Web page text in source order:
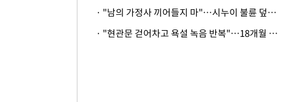
· "남의 가정사 끼어들지 마"…시누이 불륜 덮으려는 남편에 억울한 아내
· "현관문 걷어차고 욕설 녹음 반복"…18개월 아기 키우는 집 뒤흔든 '앞집의 비극'